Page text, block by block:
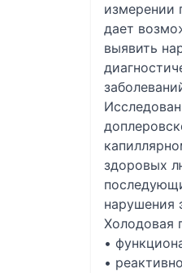
измерении
дает
выявить
здоровых
нарушения
Холодовая
•
•